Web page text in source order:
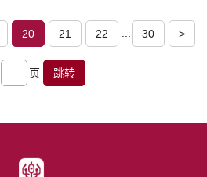
20 21 22 30 >
页 跳转